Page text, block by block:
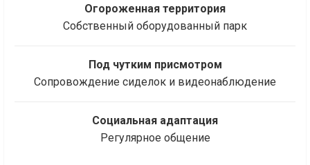
Огороженная территория
Собственный оборудованный парк
Под чутким присмотром
Сопровождение сиделок и видеонаблюдение
Социальная адаптация
Регулярное общение